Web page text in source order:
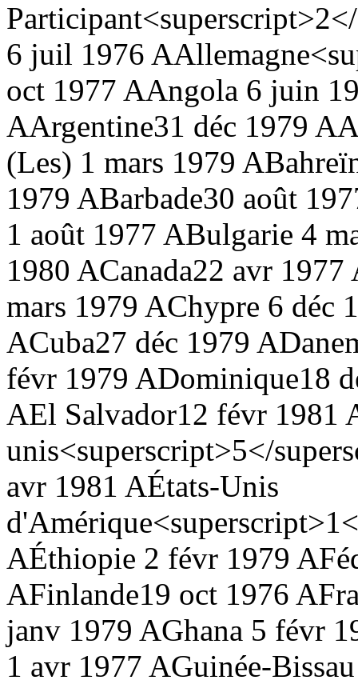
6 juil 1976 A
oct 1977 AAngola 6 juin
AArgentine31 déc 1979 A
(Les) 1 mars 1979 A
1979 ABarbade30 août
1 août 1977 ABulgarie 4
1980 ACanada22 avr 1977
mars 1979 AChypre 6 déc
ACuba27 déc 1979 A
févr 1979 ADominique18
AEl Salvador12 févr 1981
unis<superscript>5</
avr 1981 AÉtats-Unis
AÉthiopie 2 févr 1979 A
AFinlande19 oct 1976 A
janv 1979 AGhana 5 févr
1 avr 1977 AGuinée-Bissau